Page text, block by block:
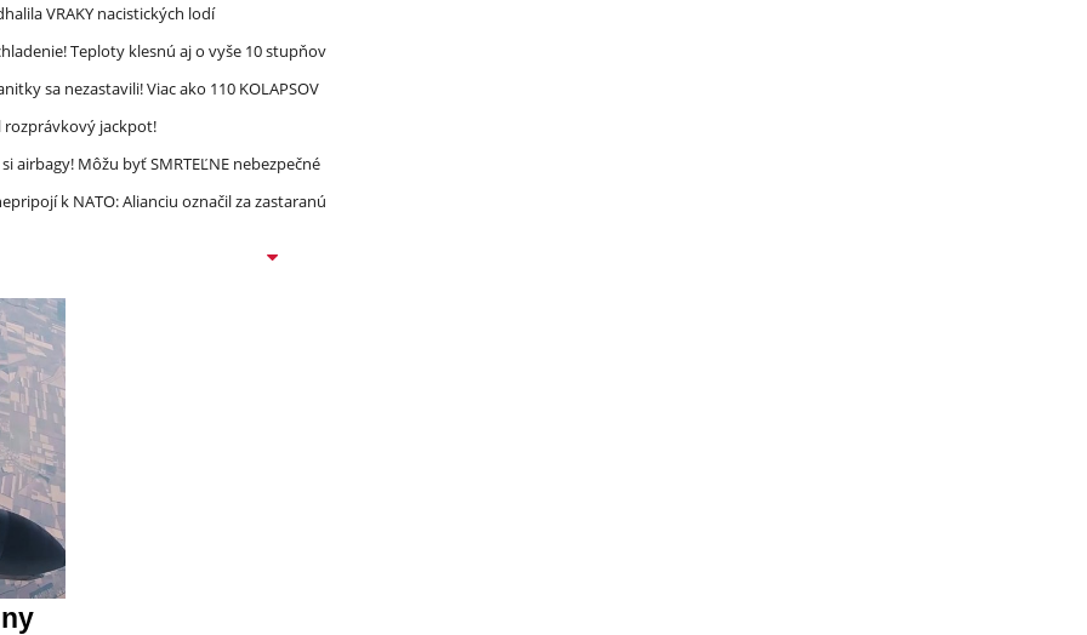
VRAKY nacistických lodí
Teploty klesnú aj o vyše 10 stupňov
sa nezastavili! Viac ako 110 KOLAPSOV
rozprávkový jackpot!
airbagy! Môžu byť SMRTEĽNE nebezpečné
k NATO: Alianciu označil za zastaranú